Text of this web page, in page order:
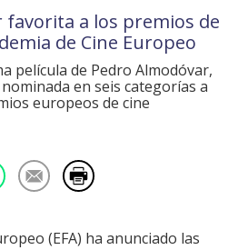
favorita a los premios de
de Cine Europeo
película de Pedro Almodóvar,
en seis categorías a
europeos de cine
(EFA) ha anunciado las